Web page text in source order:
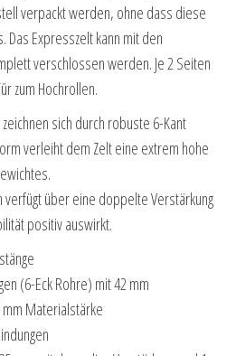
verpackt werden, ohne dass diese
Expresszelt kann mit den
verschlossen werden. Je 2 Seiten
zum Hochrollen.
sich durch robuste 6-Kant
verleiht dem Zelt eine extrem hohe
verfügt über eine doppelte Verstärkung
positiv auswirkt.
(6-Eck Rohre) mit 42 mm
Materialstärke